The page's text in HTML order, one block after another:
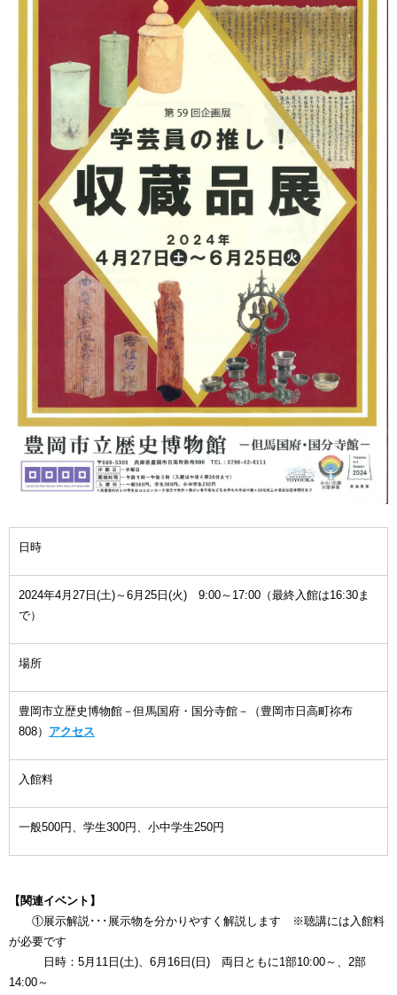
日時
2024年4月27日(土)～6月25日(火) 9:00～17:00（最終入館は16:30ま
で）
場所
豊岡市立歴史博物館－但馬国府・国分寺館－（豊岡市日高町祢布
808） アクセス
入館料
一般500円、学生300円、小中学生250円
【関連イベント】
①展示解説･･･展示物を分かりやすく解説します ※聴講には入館料
が必要です
日時：5月11日(土)、6月16日(日) 両日ともに1部10:00～、2部
14:00～